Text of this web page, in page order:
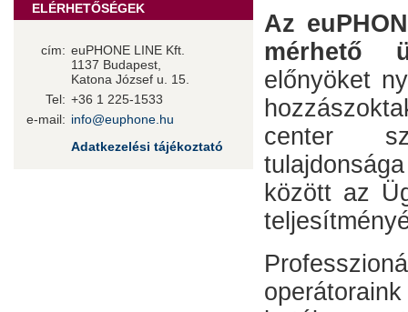
ELÉRHETŐSÉGEK
cím: euPHONE LINE Kft.
1137 Budapest,
Katona József u. 15.
Tel: +36 1 225-1533
e-mail: info@euphone.hu
Adatkezelési tájékoztató
Az
mérhető
előnyöket
center
között az